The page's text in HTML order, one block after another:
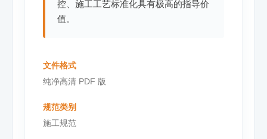
控、施工工艺标准化具有极高的指导价
值。
文件格式
纯净高清 PDF 版
规范类别
施工规范